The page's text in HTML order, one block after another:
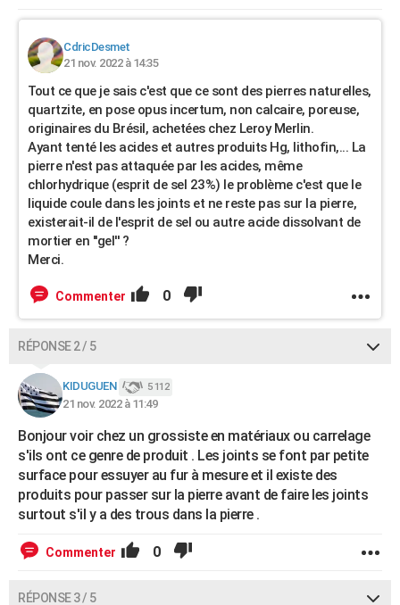
CdricDesmet
21 nov. 2022 à 14:35
Tout ce que je sais c'est que ce sont des pierres naturelles,
quartzite, en pose opus incertum, non calcaire, poreuse,
originaires du Brésil, achetées chez Leroy Merlin.
Ayant tenté les acides et autres produits Hg, lithofin,... La
pierre n'est pas attaquée par les acides, même
chlorhydrique (esprit de sel 23%) le problème c'est que le
liquide coule dans les joints et ne reste pas sur la pierre,
existerait-il de l'esprit de sel ou autre acide dissolvant de
mortier en ''gel'' ?
Merci.
Commenter 0
RÉPONSE 2 / 5
KIDUGUEN 5 112
21 nov. 2022 à 11:49
Bonjour voir chez un grossiste en matériaux ou carrelage
s'ils ont ce genre de produit . Les joints se font par petite
surface pour essuyer au fur à mesure et il existe des
produits pour passer sur la pierre avant de faire les joints
surtout s'il y a des trous dans la pierre .
Commenter 0
RÉPONSE 3 / 5